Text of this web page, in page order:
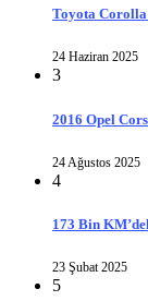
Toyota
24 Haziran 2025
3
2016 Opel
24 Ağustos 2025
4
173 Bin
23 Şubat 2025
5